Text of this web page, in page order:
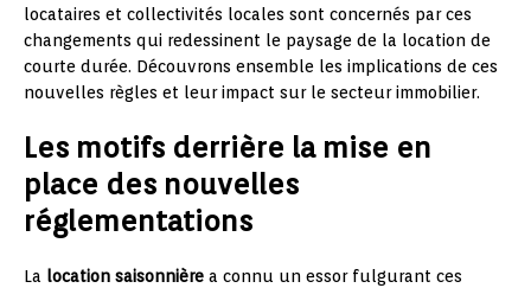
locataires et collectivités locales sont concernés par ces
changements qui redessinent le paysage de la location de
courte durée. Découvrons ensemble les implications de ces
nouvelles règles et leur impact sur le secteur immobilier.
Les motifs derrière la mise en
place des nouvelles
réglementations
La location saisonnière a connu un essor fulgurant ces